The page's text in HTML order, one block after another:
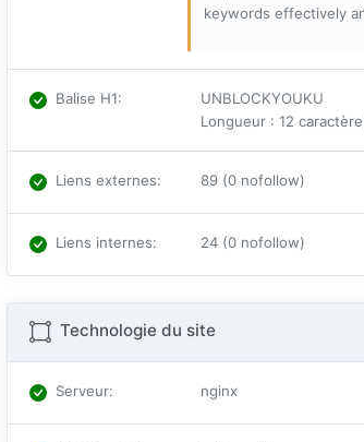
keywords effectively
Balise H1:
UNBLOCKYOUKU
Longueur : 12
Liens externes: 89 (0 nofollow)
Liens internes: 24 (0 nofollow)
Technologie du site
Serveur: nginx